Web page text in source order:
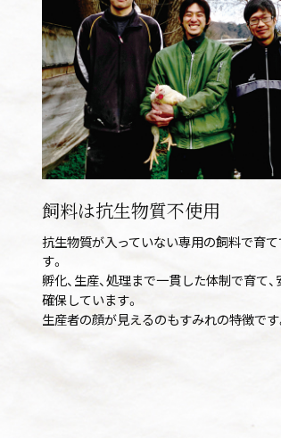
飼料は抗生物質不使用
抗生物質が入っていない専用の飼料で育て
す。
孵化、生産、処理まで一貫した体制で育て
確保しています。
生産者の顔が見えるのもすみれの特徴です